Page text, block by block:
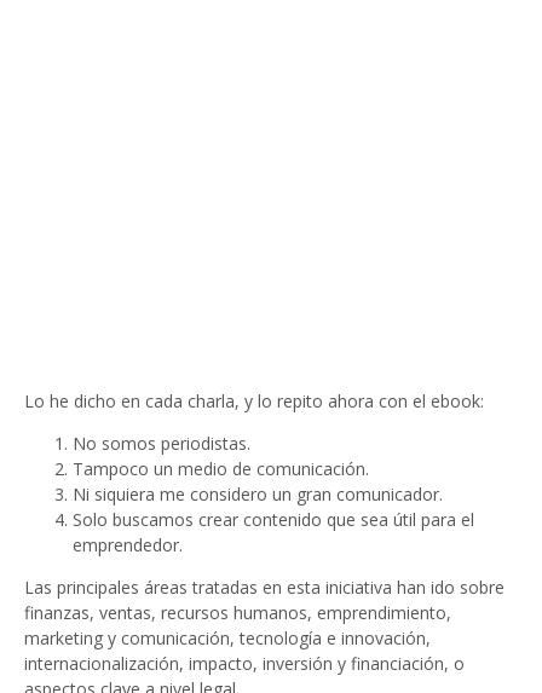
Lo he dicho en cada charla, y lo repito ahora con el ebook:
No somos periodistas.
Tampoco un medio de comunicación.
Ni siquiera me considero un gran comunicador.
Solo buscamos crear contenido que sea útil para el
emprendedor.
Las principales áreas tratadas en esta iniciativa han ido sobre
finanzas, ventas, recursos humanos, emprendimiento,
marketing y comunicación, tecnología e innovación,
internacionalización, impacto, inversión y financiación, o